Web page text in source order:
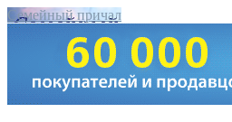
Семейный причал